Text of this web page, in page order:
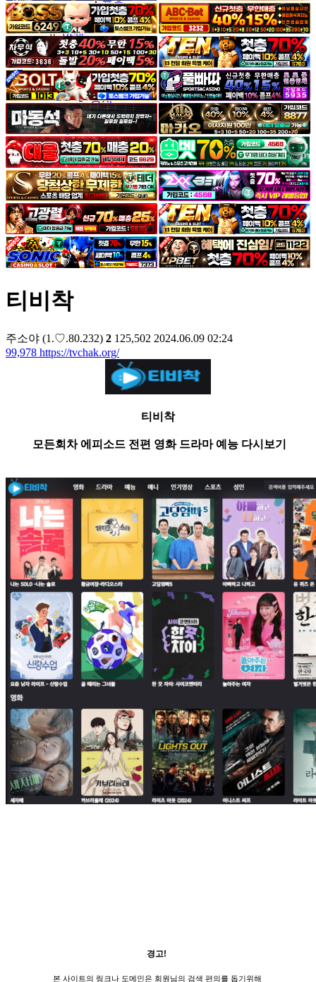
스포츠
기타
야썰
고객센터
공지&이벤트
공지
1:1문의
광고문의
티비착
주소야 (1.♡.80.232) 2 125,502 2024.06.09 02:24
99,978 https://tvchak.org/
티비착
모든회차 에피소드 전편 영화 드라마 예능 다시보기
경고!
본 사이트의 링크나 도메인은 회원님의 검색 편의를 돕기위해